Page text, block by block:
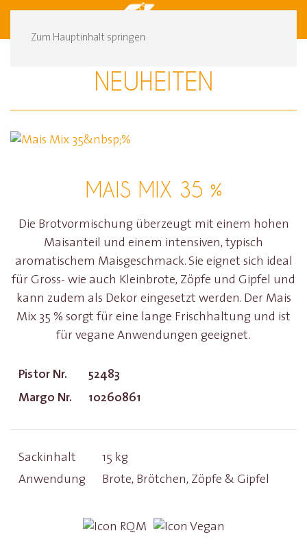
Zum Hauptinhalt springen
NEUHEITEN
MAIS MIX 35 %
Die Brotvormischung überzeugt mit einem hohen
Maisanteil und einem intensiven, typisch
aromatischem Maisgeschmack. Sie eignet sich ideal
für Gross- wie auch Kleinbrote, Zöpfe und Gipfel und
kann zudem als Dekor eingesetzt werden. Der Mais
Mix 35 % sorgt für eine lange Frischhaltung und ist
für vegane Anwendungen geeignet.
Pistor Nr.
52483
Margo Nr.
10260861
Sackinhalt
15 kg
Anwendung
Brote, Brötchen, Zöpfe & Gipfel